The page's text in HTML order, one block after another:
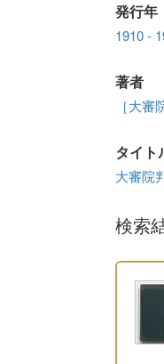
発行年
1910 -
著者
［大
タイト
大審院
検索